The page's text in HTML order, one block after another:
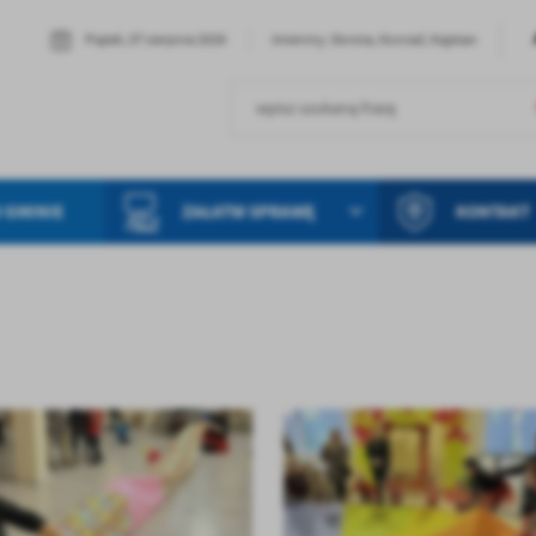
Piątek, 07 sierpnia 2026 Imieniny: Dorota, Konrad, Kajetan
GMINIE ZAŁATW SPRAWĘ KONTAKT